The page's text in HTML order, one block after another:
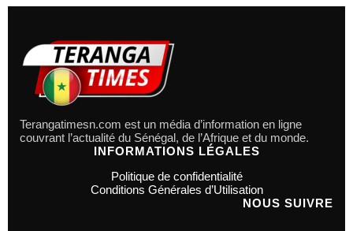
Terangatimesn.com est un média d’information en ligne
couvrant l’actualité du Sénégal, de l’Afrique et du monde.
INFORMATIONS LÉGALES
Politique de confidentialité
Conditions Générales d’Utilisation
NOUS SUIVRE